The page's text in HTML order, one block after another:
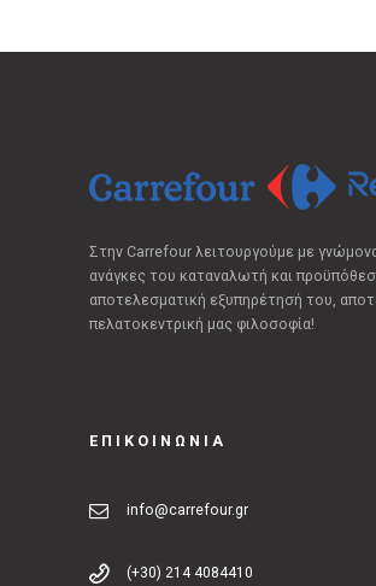
Στην Carrefour λειτουργούμε με
ανάγκες του καταναλωτή και
αποτελεσματική εξυπηρέτησή του,
πελατοκεντρική μας φιλοσοφία!
ΕΠΙΚΟΙΝΩΝΙΑ
info@carrefour.gr
(+30) 214 4084410